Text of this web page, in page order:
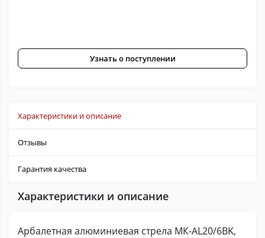
Узнать о поступлении
Характеристики и описание
Отзывы
Гарантия качества
Характеристики и описание
Арбалетная алюминиевая стрела МК-AL20/6BK,